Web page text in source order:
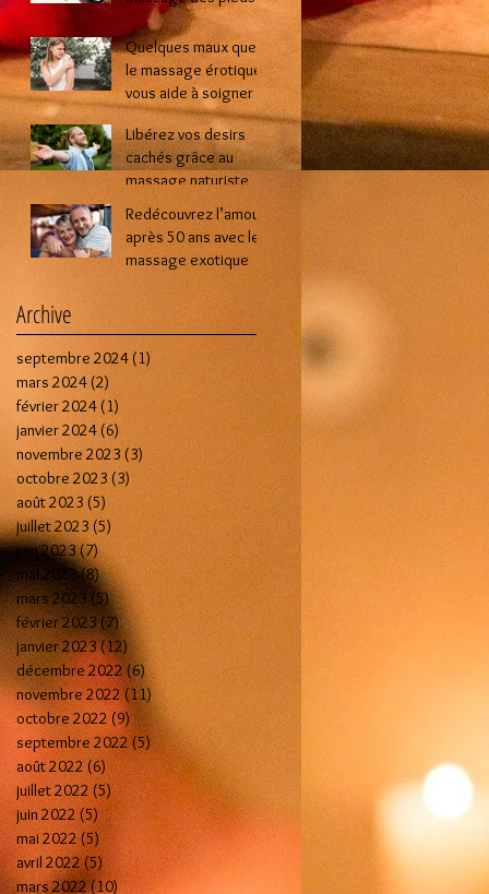
lors d’une séance de
massage intime ?
Quelques maux que
le massage érotique
vous aide à soigner
Libérez vos desirs
cachés grâce au
massage naturiste
Redécouvrez l’amour
après 50 ans avec le
massage exotique
Archive
septembre 2024 (1)
mars 2024 (2)
février 2024 (1)
janvier 2024(6)
novembre 2023 (3)
octobre 2023 (3) 3 posts
août 2023 (5) 5 posts
juillet 2023 (5)
juin 2023(7)7 posts
mai 2023(8)8 posts
mars 2023 (5)5 posts
février 2023 (7)7 posts
janvier 2023(12)12 posts
décembre 2022(6)6 posts
novembre 2022(11)11 posts
octobre 2022 (9) 9 posts
septembre 2022 (5) 5 posts
août 2022 (6)6 posts
juillet 2022(5)5 posts
juin 2022 (5) 5 posts
mai 2022 (5)5 posts
avril 2022 (5)5 posts
mars 2022(10) 10 posts